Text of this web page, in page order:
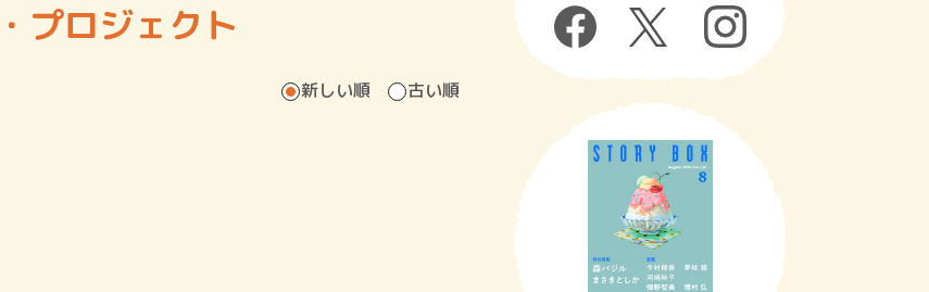
プロジェクト
新しい順 古い順